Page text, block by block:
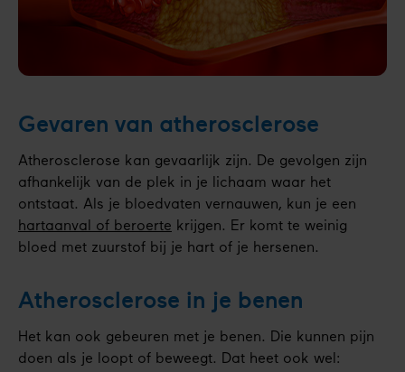
Gevaren van atherosclerose
Atherosclerose kan gevaarlijk zijn. De gevolgen zijn
afhankelijk van de plek in je lichaam waar het
ontstaat. Als je bloedvaten vernauwen, kun je een
hartaanval of beroerte krijgen. Er komt te weinig
bloed met zuurstof bij je hart of je hersenen.
Atherosclerose in je benen
Het kan ook gebeuren met je benen. Die kunnen pijn
doen als je loopt of beweegt. Dat heet ook wel: